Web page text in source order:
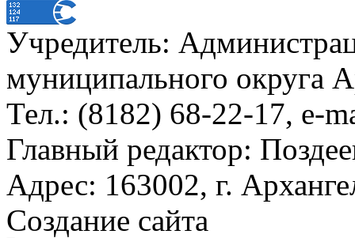
Учредитель:
муниципального округа
Тел.: (8182) 68-22-17, e-
Главный редактор:
Адрес: 163002, г.
Создание сайта